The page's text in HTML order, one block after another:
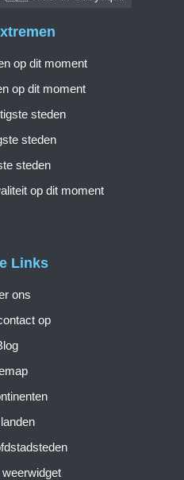
Links
ons
op
op dit moment
op dit moment
steden
steden
steden
op dit moment